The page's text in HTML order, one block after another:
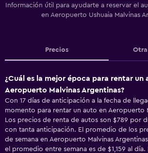
Información útil para ayudarte a reservar el
en Aeropuerto Ushuaia Malvinas
Precios
¿Cuál es la mejor época para rentar un
Aeropuerto Malvinas Argentinas?
Con 17 días de anticipación a la fecha de
momento para rentar un auto en Aeropuerto
Los precios de renta de autos son $789 por
con tanta anticipación. El promedio de los
de semana en Aeropuerto Malvinas
el promedio entre semana es de $1,159 al